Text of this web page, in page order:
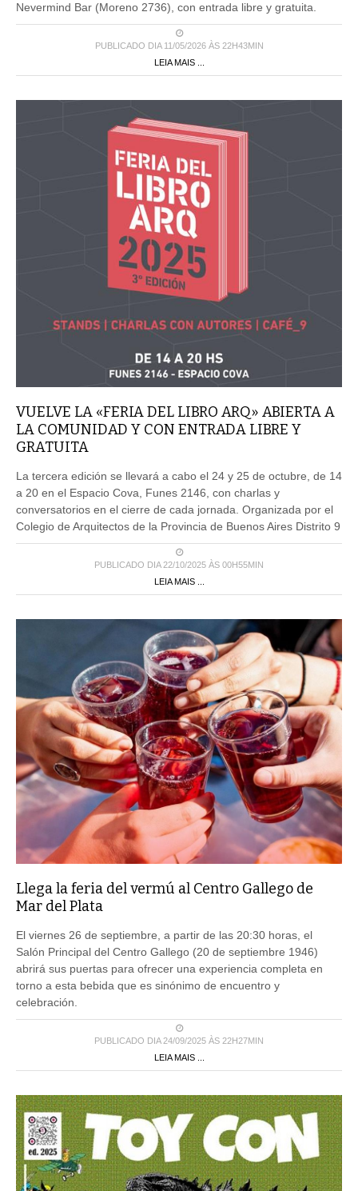
Nevermind Bar (Moreno 2736), con entrada libre y gratuita.
PUBLICADO DIA 11/05/2026 ÀS 22H43MIN
LEIA MAIS ...
VUELVE LA «FERIA DEL LIBRO ARQ» ABIERTA A
LA COMUNIDAD Y CON ENTRADA LIBRE Y
GRATUITA
La tercera edición se llevará a cabo el 24 y 25 de octubre, de 14
a 20 en el Espacio Cova, Funes 2146, con charlas y
conversatorios en el cierre de cada jornada. Organizada por el
Colegio de Arquitectos de la Provincia de Buenos Aires Distrito 9
PUBLICADO DIA 22/10/2025 ÀS 00H55MIN
LEIA MAIS ...
Llega la feria del vermú al Centro Gallego de
Mar del Plata
El viernes 26 de septiembre, a partir de las 20:30 horas, el
Salón Principal del Centro Gallego (20 de septiembre 1946)
abrirá sus puertas para ofrecer una experiencia completa en
torno a esta bebida que es sinónimo de encuentro y
celebración.
PUBLICADO DIA 24/09/2025 ÀS 22H27MIN
LEIA MAIS ...